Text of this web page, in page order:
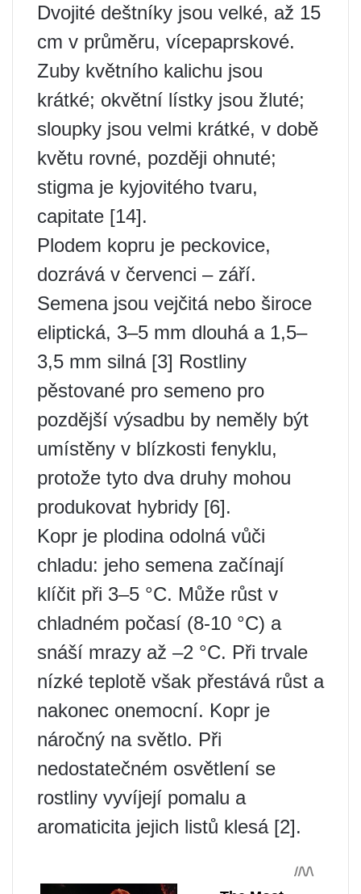
Dvojité deštníky jsou velké, až 15
cm v průměru, vícepaprskové.
Zuby květního kalichu jsou
krátké; okvětní lístky jsou žluté;
sloupky jsou velmi krátké, v době
květu rovné, později ohnuté;
stigma je kyjovitého tvaru,
capitate [14].
Plodem kopru je peckovice,
dozrává v červenci – září.
Semena jsou vejčitá nebo široce
eliptická, 3–5 mm dlouhá a 1,5–
3,5 mm silná [3] Rostliny
pěstované pro semeno pro
pozdější výsadbu by neměly být
umístěny v blízkosti fenyklu,
protože tyto dva druhy mohou
produkovat hybridy [6].
Kopr je plodina odolná vůči
chladu: jeho semena začínají
klíčit při 3–5 °C. Může růst v
chladném počasí (8-10 °C) a
snáší mrazy až –2 °C. Při trvale
nízké teplotě však přestává růst a
nakonec onemocní. Kopr je
náročný na světlo. Při
nedostatečném osvětlení se
rostliny vyvíjejí pomalu a
aromaticita jejich listů klesá [2].